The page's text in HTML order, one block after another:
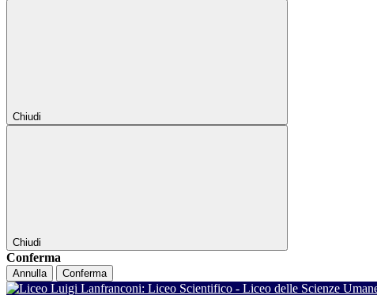
Chiudi
Chiudi
Conferma
Annulla Conferma